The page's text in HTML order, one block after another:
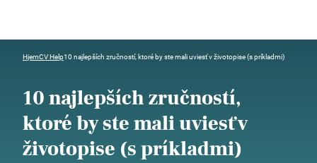
HjemCV Help10 najlepších zručností, ktoré by ste mali uviesť v životopise (s príkladmi)
10 najlepších zručností,
ktoré by ste mali uviesť v
životopise (s príkladmi)